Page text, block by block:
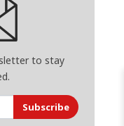
to stay
Subscribe